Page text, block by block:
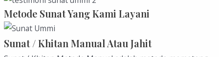
Metode Sunat Yang Kami Layani
Sunat / Khitan Manual Atau Jahit